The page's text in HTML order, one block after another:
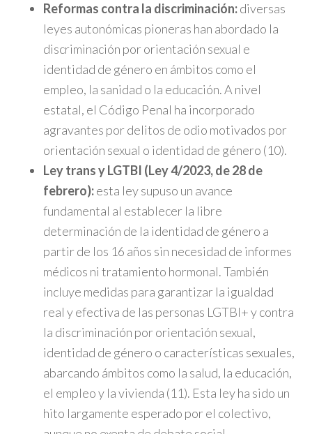
Reformas contra la discriminación:diversas
leyes autonómicas pioneras han abordado la
discriminación por orientación sexual e
identidad de género en ámbitos como el
empleo, la sanidad o la educación. A nivel
estatal, el Código Penal ha incorporado
agravantes por delitos de odio motivados por
orientación sexual o identidad de género (10).
Ley trans y LGTBI (Ley 4/2023, de 28 de
febrero):esta ley supuso un avance
fundamental al establecer la libre
determinación de la identidad de género a
partir de los 16 años sin necesidad de informes
médicos ni tratamiento hormonal. También
incluye medidas para garantizar la igualdad
real y efectiva de las personas LGTBI+ y contra
la discriminación por orientación sexual,
identidad de género o características sexuales,
abarcando ámbitos como la salud, la educación,
el empleo y la vivienda (11). Esta ley ha sido un
hito largamente esperado por el colectivo,